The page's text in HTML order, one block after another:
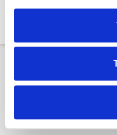
Copyright © 2015-